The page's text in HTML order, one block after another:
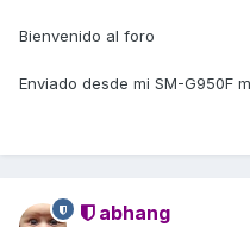
Bienvenido al foro
Enviado desde mi SM-G950F
abhang